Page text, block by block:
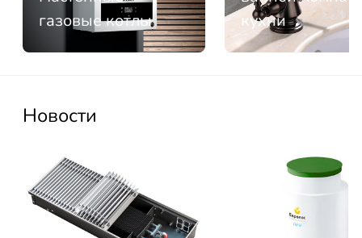
газовые котлы
кухни
Новости